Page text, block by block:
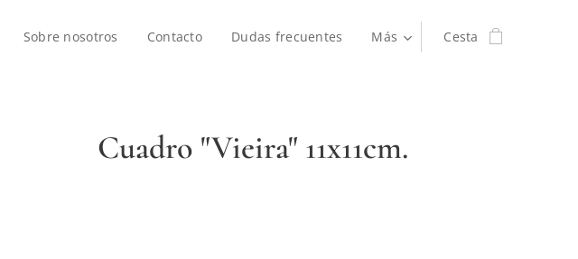
Sobre nosotros Contacto Dudas frecuentes Más Cesta
Cuadro "Vieira" 11x11cm.